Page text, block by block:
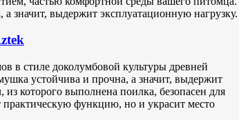
значит, выдержит эксплуатационную нагрузку.
в стиле доколумбовой культуры древней
устойчива и прочна, а значит, выдержит
которого выполнена поилка, безопасен для
функцию, но и украсит место